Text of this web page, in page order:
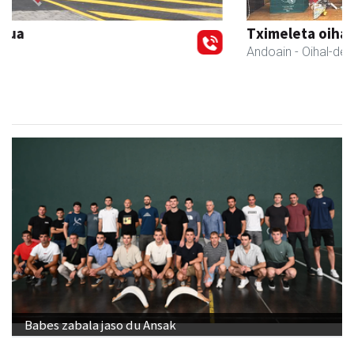
Tximeleta oihal-denda
Previous Next
Babes zabala jaso du Ansak